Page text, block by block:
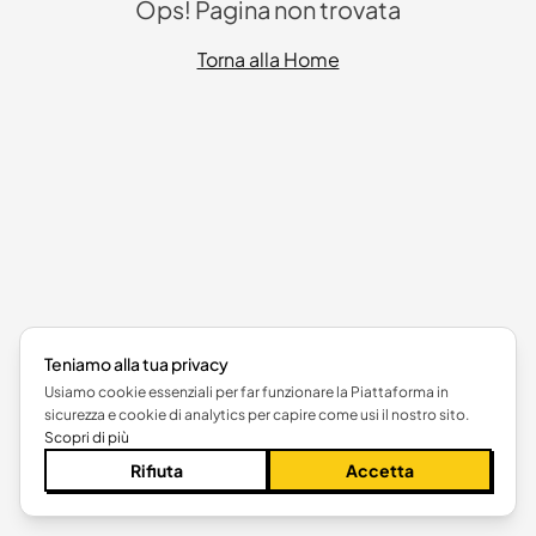
Ops! Pagina non trovata
Torna alla Home
Teniamo alla tua privacy
Usiamo cookie essenziali per far funzionare la Piattaforma in
sicurezza e cookie di analytics per capire come usi il nostro sito.
Scopri di più
Rifiuta Accetta